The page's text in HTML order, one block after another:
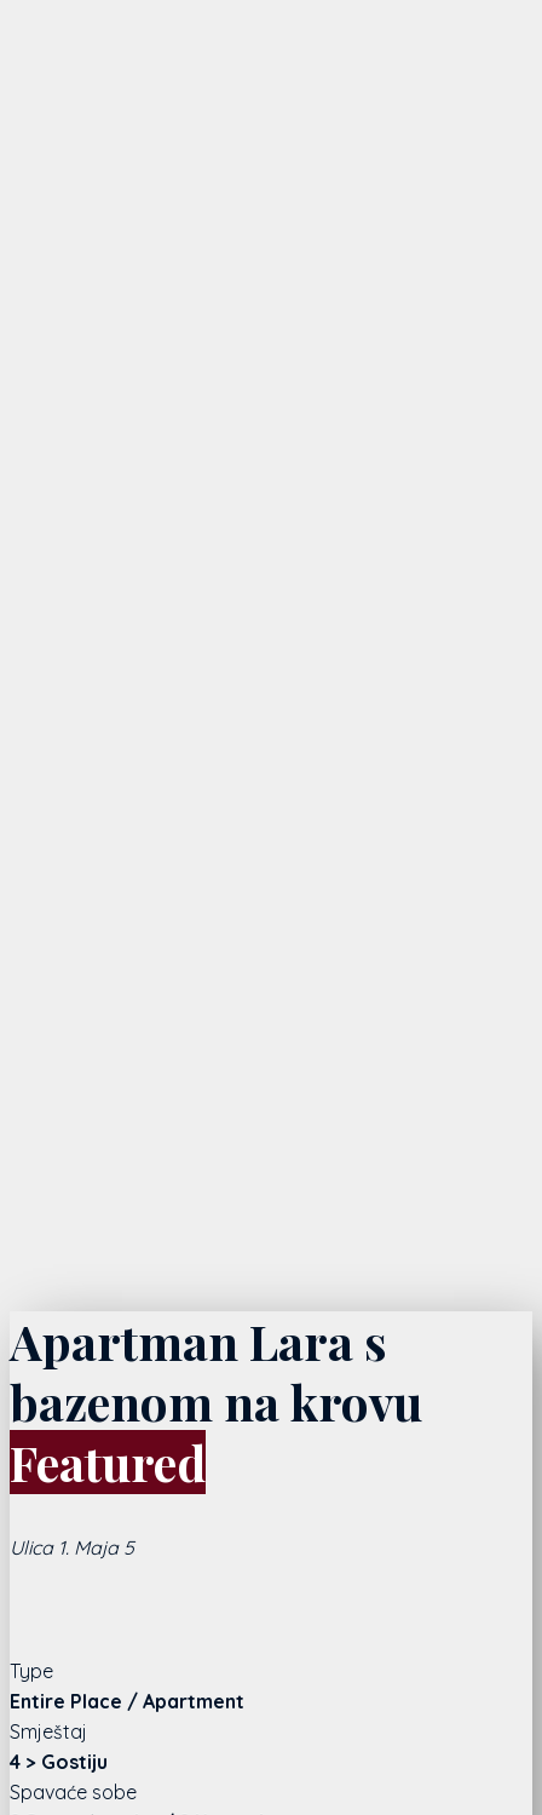
Apartman Lara s
bazenom na krovu
Featured
Ulica 1. Maja 5
Type
Entire Place / Apartment
Smještaj
4 > Gostiju
Spavaće sobe